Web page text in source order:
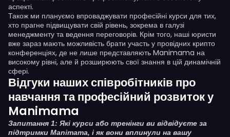
аспекті.
Також ми плануємо впроваджувати професійні курси для тих,
хто прагне підвищувати свій рівень, зокрема в галузі
менеджменту та ведення переговорів. Крім того, наші юристи
вже зараз мають можливість брати участь у провідних крипто
конференціях, де не лише представляють Manimama на
високому рівні, але й розширюють свої знання в цій динамічній
сфері.
Відгуки наших співробітників про
навчання та професійний розвиток у
Manimama
Запитання 1: Які курси або тренінги ви відвідуєте за
підтримки Manimama, і як вони вплинули на вашу